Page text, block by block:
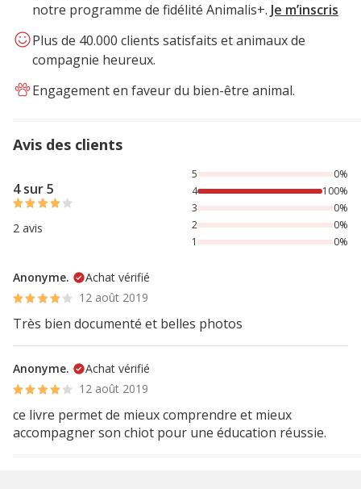
notre programme de fidélité Animalis+. Je m’inscris
Plus de 40.000 clients satisfaits et animaux de
compagnie heureux.
Engagement en faveur du bien-être animal.
Avis des clients
4 sur 5
2 avis
100% des personnes lont noté avec {1} étoiles,
5
0%
4
100%
3
0%
2
0%
1
0%
Anonyme.
Achat vérifié
12 août 2019
Très bien documenté et belles photos
Anonyme.
Achat vérifié
12 août 2019
ce livre permet de mieux comprendre et mieux
accompagner son chiot pour une éducation réussie.